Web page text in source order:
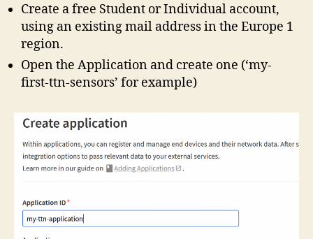
Create a free Student or Individual account,
using an existing mail address in the Europe 1
region.
Open the Application and create one (‘my-
first-ttn-sensors’ for example)